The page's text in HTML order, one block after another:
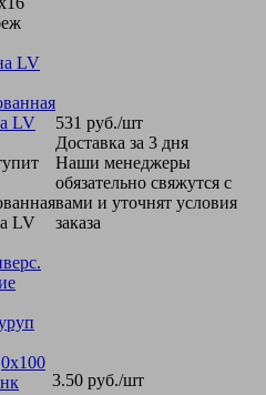
LV
LV
LV
531 руб./шт
Доставка за 3 дня
Наши менеджеры
обязательно свяжутся с
вами и уточнят условия
заказа
3.50 руб./шт